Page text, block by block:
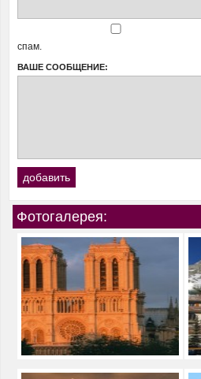
спам.
ВАШЕ СООБЩЕНИЕ:
Фотогалерея: